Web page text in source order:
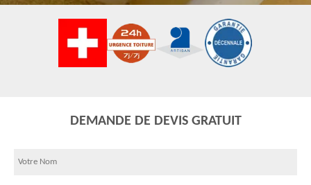
DEMANDE DE DEVIS GRATUIT